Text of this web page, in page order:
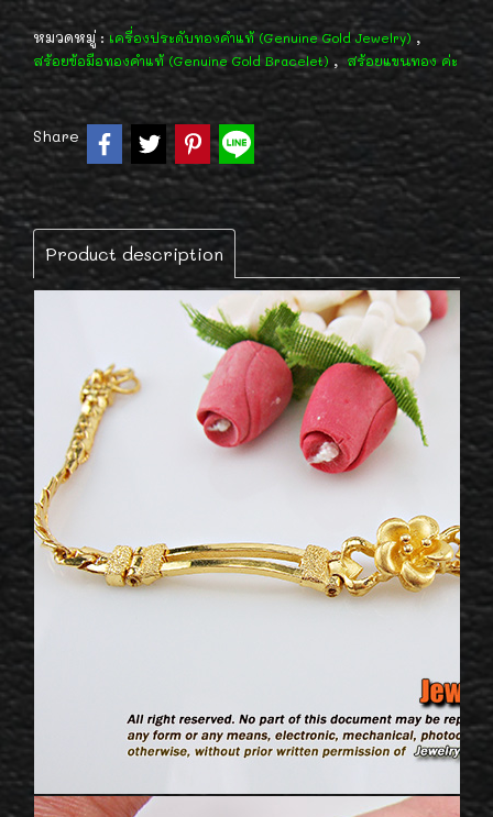
หมวดหมู่ : เครื่องประดับทองคำแท้ (Genuine Gold Jewelry),
สร้อยข้อมือทองคำแท้ (Genuine Gold Bracelet) , สร้อยแขนทอง ค่ะ
Share
Product description